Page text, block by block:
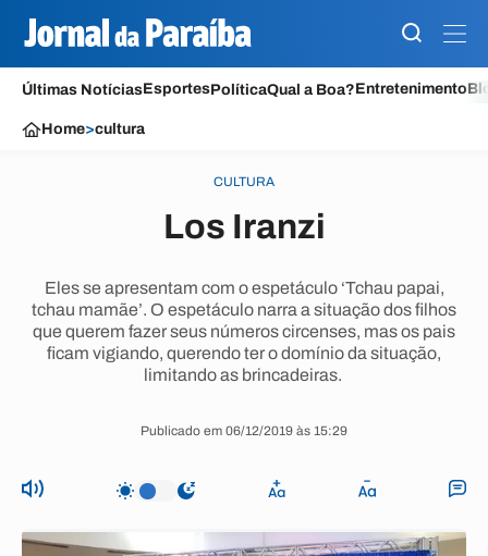
Últimas NotíciasEsportesPolíticaQual a Boa?Entretenimento
Home>cultura
CULTURA
Los Iranzi
Eles se apresentam com o espetáculo ‘Tchau papai,
tchau mamãe’. O espetáculo narra a situação dos filhos
que querem fazer seus números circenses, mas os pais
ficam vigiando, querendo ter o domínio da situação,
limitando as brincadeiras.
Publicado em 06/12/2019 às 15:29